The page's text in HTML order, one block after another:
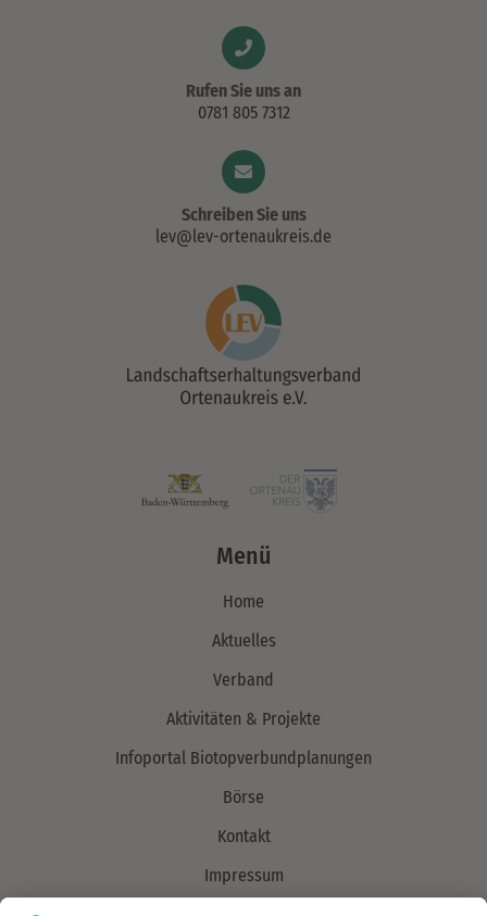
Rufen Sie uns an
0781 805 7312
Schreiben Sie uns
lev@lev-ortenaukreis.de
Menü
Home
Aktuelles
Verband
Aktivitäten & Projekte
Infoportal Biotopverbundplanungen
Börse
Kontakt
Impressum